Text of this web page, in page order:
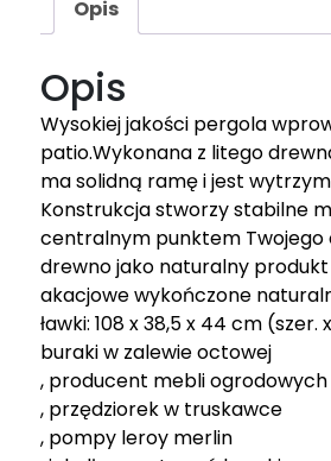
Opis
Opis
Wysokiej jakości pergola
patio.Wykonana z litego
ma solidną ramę i jest
Konstrukcja stworzy stabilne
centralnym punktem Twojego
drewno jako naturalny produkt
akacjowe wykończone
ławki: 108 x 38,5 x 44 cm
buraki w zalewie octowej
, producent mebli
, przędziorek w truskawce
, pompy leroy merlin